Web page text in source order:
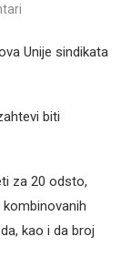
Unije sindikata
biti
za 20 odsto,
kao i da broj